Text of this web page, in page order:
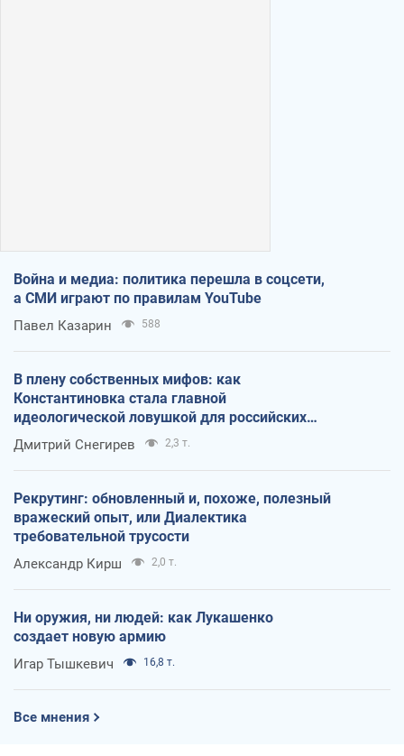
Война и медиа: политика перешла в соцсети,
а СМИ играют по правилам YouTube
Павел Казарин 588
В плену собственных мифов: как
Константиновка стала главной
идеологической ловушкой для российских
оккупантов
Дмитрий Снегирев 2,3 т.
Рекрутинг: обновленный и, похоже, полезный
вражеский опыт, или Диалектика
требовательной трусости
Александр Кирш 2,0 т.
Ни оружия, ни людей: как Лукашенко
создает новую армию
Игар Тышкевич 16,8 т.
Все мнения